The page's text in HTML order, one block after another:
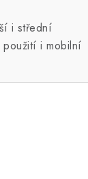
i střední
i mobilní